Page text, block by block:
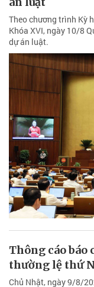
Theo chương trình Kỳ
Khóa XVI, ngày 10/8
dự án luật.
Thông cáo báo
thường lệ thứ
Chủ Nhật, ngày 9/8/